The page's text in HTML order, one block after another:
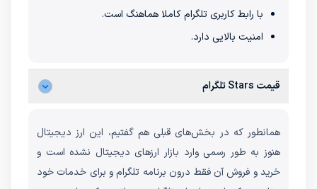
با رابط کاربری تلگرام کاملا هماهنگ است.
امنیت بالایی دارد.
قیمت Stars تلگرام
همانطور که در بخش‌های قبلی هم گفتیم، این ارز دیجیتال
هنوز به طور رسمی وارد بازار ارزهای دیجیتال نشده است و
خرید و فروش آن فقط درون برنامه تلگرام و برای خدمات خود